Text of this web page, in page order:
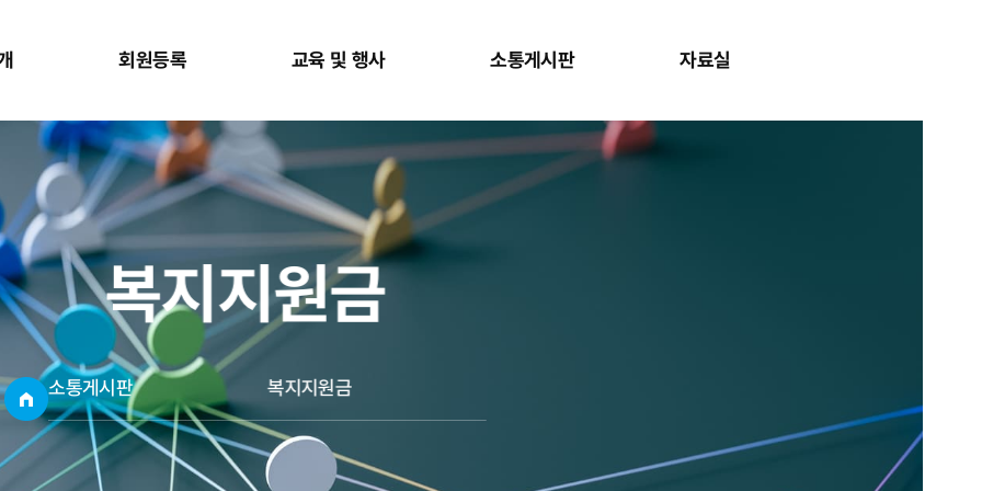
회원등록 교육 및 행사 소통게시판 자료실
복지지원금
소통게시판 복지지원금